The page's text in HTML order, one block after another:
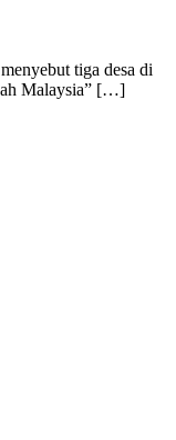
tiga desa di
Malaysia” […]